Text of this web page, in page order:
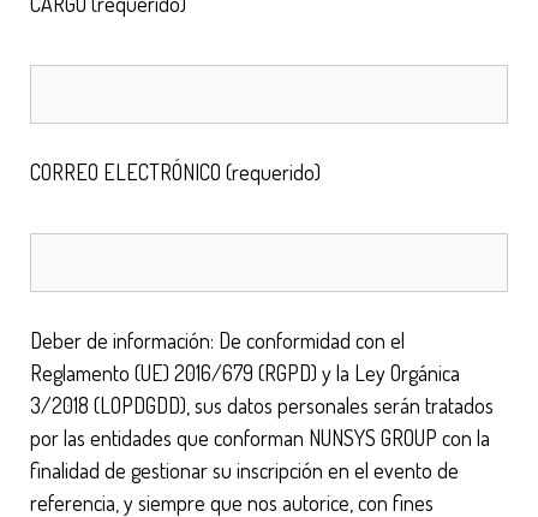
CORREO ELECTRÓNICO (requerido)
Deber de información: De conformidad con el
Reglamento (UE) 2016/679 (RGPD) y la Ley Orgánica
3/2018 (LOPDGDD), sus datos personales serán tratados
por las entidades que conforman NUNSYS GROUP con la
finalidad de gestionar su inscripción en el evento de
referencia, y siempre que nos autorice, con fines